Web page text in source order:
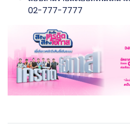
02-777-7777